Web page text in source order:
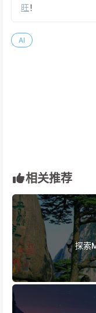
旺！
AI
相关推荐
探索